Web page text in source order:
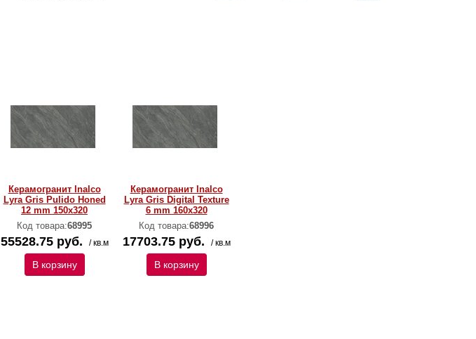
Керамогранит Inalco
Lyra Gris Pulido Honed
12 mm 150х320
Код товара:68995
55528.75 руб. / кв.м
В корзину
Керамогранит Inalco
Lyra Gris Digital Texture
6 mm 160х320
Код товара:68996
17703.75 руб. / кв.м
В корзину